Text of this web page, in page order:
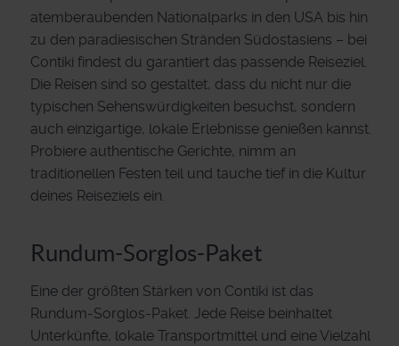
atemberaubenden Nationalparks in den USA bis hin
zu den paradiesischen Stränden Südostasiens – bei
Contiki findest du garantiert das passende Reiseziel.
Die Reisen sind so gestaltet, dass du nicht nur die
typischen Sehenswürdigkeiten besuchst, sondern
auch einzigartige, lokale Erlebnisse genießen kannst.
Probiere authentische Gerichte, nimm an
traditionellen Festen teil und tauche tief in die Kultur
deines Reiseziels ein.
Rundum-Sorglos-Paket
Eine der größten Stärken von Contiki ist das
Rundum-Sorglos-Paket. Jede Reise beinhaltet
Unterkünfte, lokale Transportmittel und eine Vielzahl